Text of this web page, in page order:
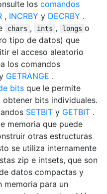
los comandos
, INCRBY y DECRBY .
chars , ints , longs o
tipo de datos) que
el acceso aleatorio
los comandos
GETRANGE .
bits que le permite
obtener bits individuales.
SETBIT y GETBIT .
memoria que puede
otras estructuras
se utiliza internamente
zip e intsets, que son
datos compactas y
memoria para un